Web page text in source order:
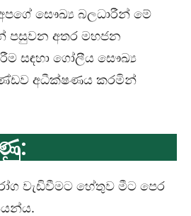
සෞඛ්‍ය බලධාරීන් මේ
පසුවන අතර මහජන
සඳහා ගෝලීය සෞඛ්‍ය
අධීක්ෂණය කරමින්
වැඩිවීමට හේතුව මීට පෙර